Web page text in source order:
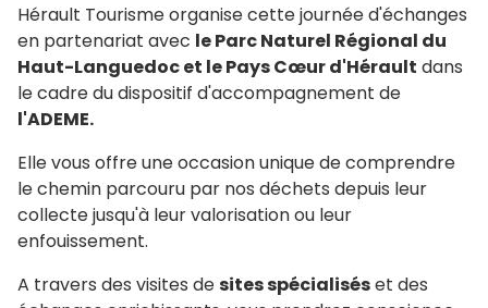
Hérault Tourisme organise cette journée d'échanges
en partenariat avec le Parc Naturel Régional du
Haut-Languedoc et le Pays Cœur d'Hérault dans
le cadre du dispositif d'accompagnement de
l'ADEME.
Elle vous offre une occasion unique de comprendre
le chemin parcouru par nos déchets depuis leur
collecte jusqu'à leur valorisation ou leur
enfouissement.
A travers des visites desites spécialiséset des